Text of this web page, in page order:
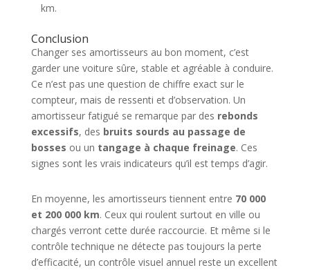
km.
Conclusion
Changer ses amortisseurs au bon moment, c’est
garder une voiture sûre, stable et agréable à conduire.
Ce n’est pas une question de chiffre exact sur le
compteur, mais de ressenti et d’observation. Un
amortisseur fatigué se remarque par des rebonds
excessifs, des bruits sourds au passage de
bosses ou un tangage à chaque freinage. Ces
signes sont les vrais indicateurs qu’il est temps d’agir.
En moyenne, les amortisseurs tiennent entre 70 000
et 200 000 km. Ceux qui roulent surtout en ville ou
chargés verront cette durée raccourcie. Et même si le
contrôle technique ne détecte pas toujours la perte
d’efficacité, un contrôle visuel annuel reste un excellent